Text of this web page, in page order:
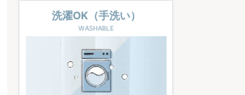
洗濯OK（手洗い）
WASHABLE